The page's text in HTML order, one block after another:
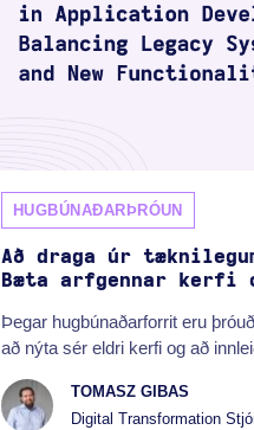
HUGBÚNAÐARÞRÓUN
Að draga úr
Bæta arfgennar kerfi
Þegar hugbúnaðarforrit eru
að nýta sér eldri kerfi og að
TOMASZ GIBAS
Digital Transformation